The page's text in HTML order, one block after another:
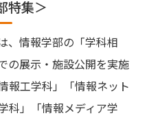
特集＞
、情報学部の「学科相
の展示・施設公開を実施
報工学科」「情報ネット
科」「情報メディア学